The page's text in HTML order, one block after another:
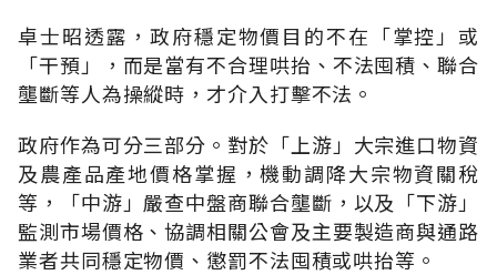
卓士昭透露，政府穩定物價目的不在「掌控」或
「干預」，而是當有不合理哄抬、不法囤積、聯合
壟斷等人為操縱時，才介入打擊不法。
政府作為可分三部分。對於「上游」大宗進口物資
及農產品產地價格掌握，機動調降大宗物資關稅
等，「中游」嚴查中盤商聯合壟斷，以及「下游」
監測市場價格、協調相關公會及主要製造商與通路
業者共同穩定物價、懲罰不法囤積或哄抬等。